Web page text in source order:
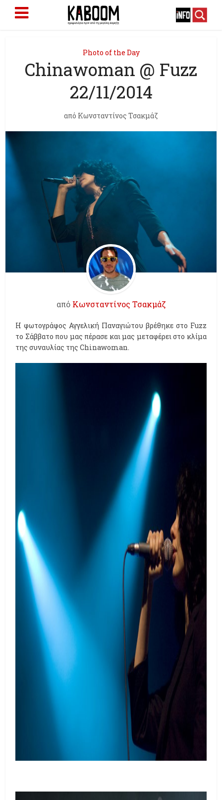
Photo of the Day
Chinawoman @ Fuzz
22/11/2014
από Κωνσταντίνος Τσακμάζ
από Κωνσταντίνος Τσακμάζ
Η φωτογράφος Αγγελική Παναγιώτου βρέθηκε στο Fuzz
το Σάββατο που μας πέρασε και μας μεταφέρει στο κλίμα
της συναυλίας της Chinawoman.